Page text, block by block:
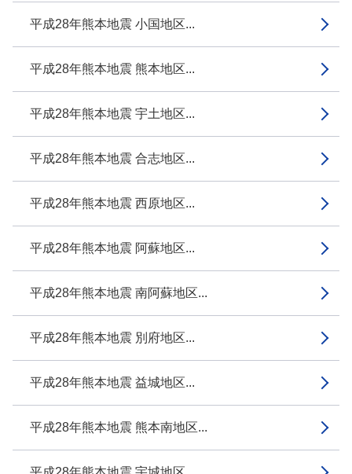
平成28年熊本地震 小国地区...
平成28年熊本地震 熊本地区...
平成28年熊本地震 宇土地区...
平成28年熊本地震 合志地区...
平成28年熊本地震 西原地区...
平成28年熊本地震 阿蘇地区...
平成28年熊本地震 南阿蘇地区...
平成28年熊本地震 別府地区...
平成28年熊本地震 益城地区...
平成28年熊本地震 熊本南地区...